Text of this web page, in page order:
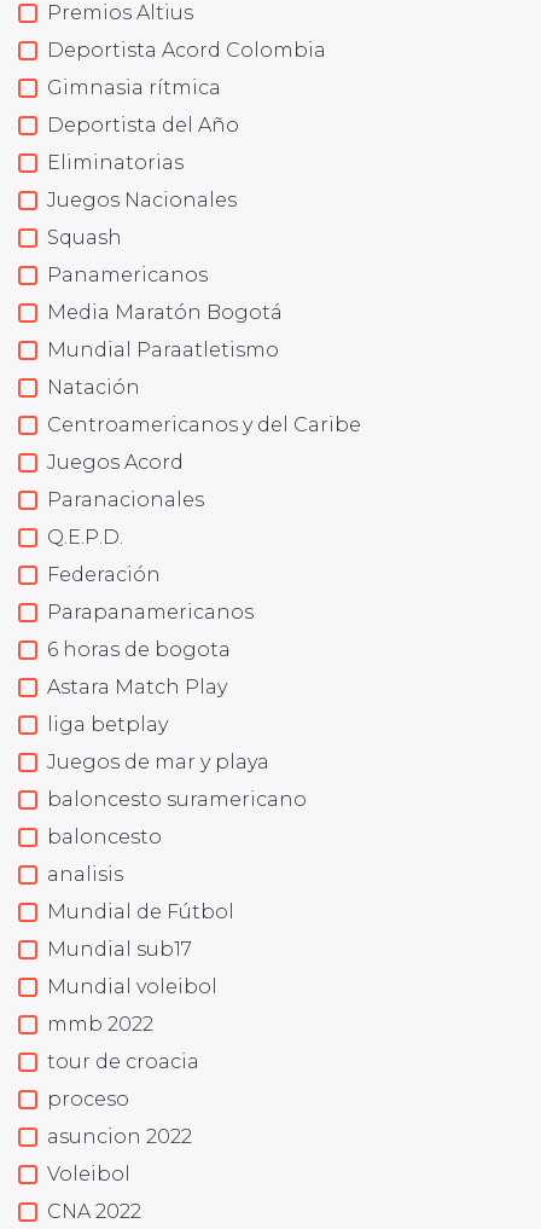
Premios Altius
Deportista Acord Colombia
Gimnasia rítmica
Deportista del Año
Eliminatorias
Juegos Nacionales
Squash
Panamericanos
Media Maratón Bogotá
Mundial Paraatletismo
Natación
Centroamericanos y del Caribe
Juegos Acord
Paranacionales
Q.E.P.D.
Federación
Parapanamericanos
6 horas de bogota
Astara Match Play
liga betplay
Juegos de mar y playa
baloncesto suramericano
baloncesto
analisis
Mundial de Fútbol
Mundial sub17
Mundial voleibol
mmb 2022
tour de croacia
proceso
asuncion 2022
Voleibol
CNA 2022